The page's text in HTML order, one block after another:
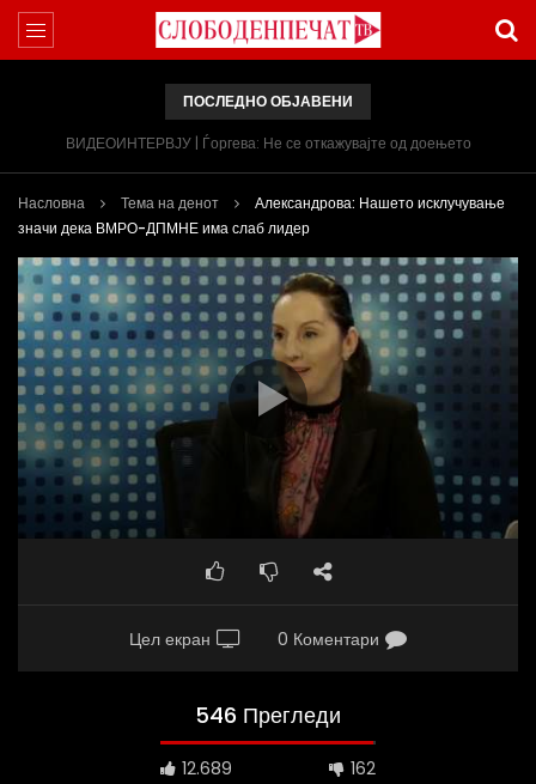
ПОСЛЕДНО ОБЈАВЕНИ
ВИДЕОИНТЕРВЈУ | Ѓоргева: Не се откажувајте од доењето
Насловна Тема на денот
Александрова: Нашето исклучување
значи дека ВМРО-ДПМНЕ има слаб лидер
Цел екран 0 Коментари
546 Прегледи
12.689 162